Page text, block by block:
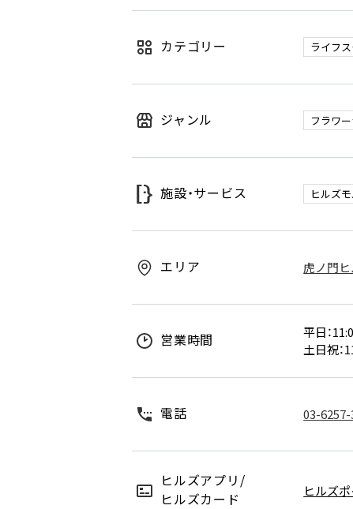
カテゴリー ライフ
ジャンル フラワ
施設・サービス ヒルズ
エリア 虎ノ門
営業時間
平日：
土日祝：
電話 03-6257-
ヒルズアプリ/
ヒルズカード
ヒルズ